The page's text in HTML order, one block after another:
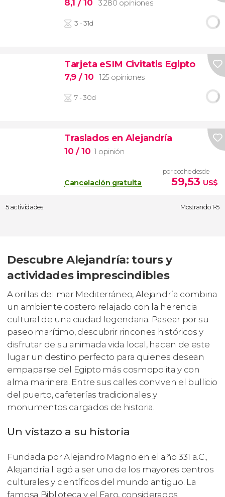
8,1 / 10 3.280 opiniones
3 - 31d
Tarjeta eSIM Civitatis Egipto
7,9 / 10 125 opiniones
7 - 30d
Traslados en Alejandría
10 / 10 1 opinión
Cancelación gratuita
por coche desde
59,53 US$
5 actividades Mostrando 1-5
Descubre Alejandría: tours y
actividades imprescindibles
A orillas del mar Mediterráneo, Alejandría combina
un ambiente costero relajado con la herencia
cultural de una ciudad legendaria. Pasear por su
paseo marítimo, descubrir rincones históricos y
disfrutar de su animada vida local, hacen de este
lugar un destino perfecto para quienes desean
empaparse del Egipto más cosmopolita y con
alma marinera. Entre sus calles conviven el bullicio
del puerto, cafeterías tradicionales y
monumentos cargados de historia.
Un vistazo a su historia
Fundada por Alejandro Magno en el año 331 a.C.,
Alejandría llegó a ser uno de los mayores centros
culturales y científicos del mundo antiguo. La
famosa Biblioteca y el Faro, considerados